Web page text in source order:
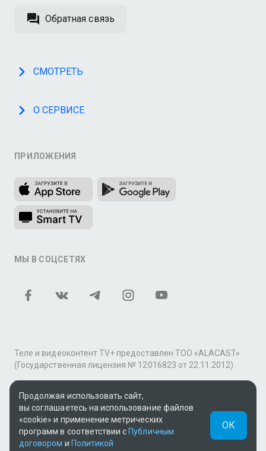
Обратная связь
СМОТРЕТЬ
О СЕРВИСЕ
ПРИЛОЖЕНИЯ
МЫ В СОЦСЕТЯХ
Теле и видеоконтент TV+ предоставлен ТОО «ALACAST»
(Государственная лицензия № 12016823 от 22.11.2012).
В рамках услуги «Видео по подписке» для «Пакета
фильмов и сериалов tv+» контент предоставляется
онлайн-кинотеатром MEGOGO.
Поддержка: tvplus@telecom.kz
UUID: d2b273b1-cdad-4718-a7b5-98865e84c99c
Продолжая использовать сайт,
вы соглашаетесь на использование файлов
«cookie» и применение метрических
программ в соответствии с Публичным
договором и Политикой
ОК